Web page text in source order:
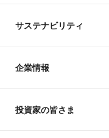
サステナビリティ
企業情報
投資家の皆さま